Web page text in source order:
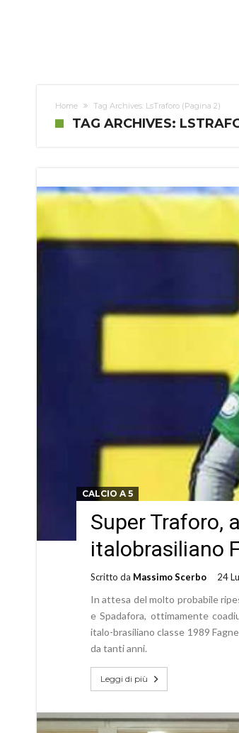
Home Tag Archives: LsTraforo (Pagina 2)
TAG ARCHIVES:
CALCIO A 5
Super Traforo,
italobrasiliano
Scritto da Massimo Scerbo 24
In attesa del molto probabile
e Spadafora, ottimamente
italo-brasiliano classe 1989
da tanti anni.
Leggi di più